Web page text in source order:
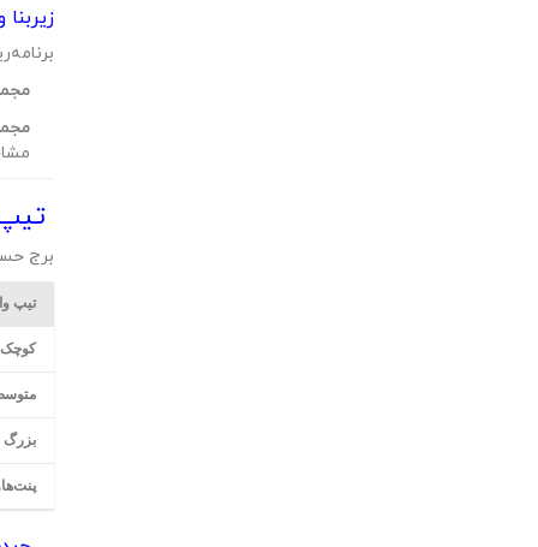
برج
تیپ
کوچک (۲
متوسط (۲
بزرگ (۳